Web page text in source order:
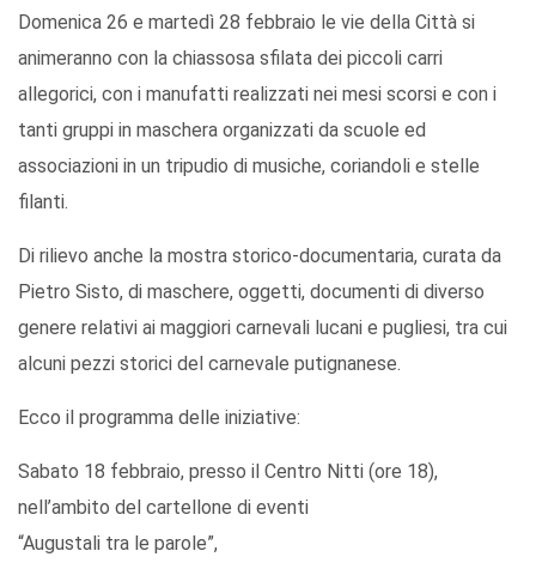
Domenica 26 e martedì 28 febbraio le vie della Città si
animeranno con la chiassosa sfilata dei piccoli carri
allegorici, con i manufatti realizzati nei mesi scorsi e con i
tanti gruppi in maschera organizzati da scuole ed
associazioni in un tripudio di musiche, coriandoli e stelle
filanti.
Di rilievo anche la mostra storico-documentaria, curata da
Pietro Sisto, di maschere, oggetti, documenti di diverso
genere relativi ai maggiori carnevali lucani e pugliesi, tra cui
alcuni pezzi storici del carnevale putignanese.
Ecco il programma delle iniziative:
Sabato 18 febbraio, presso il Centro Nitti (ore 18),
nell’ambito del cartellone di eventi
“Augustali tra le parole”,